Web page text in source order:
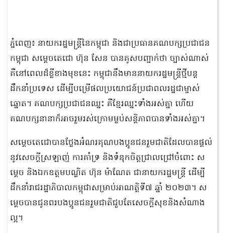
ភ្នំពេញ៖ នាយករដ្ឋមន្ត្រីនៃកម្ពុជា និងជាប្រធានគណបក្សប្រជាជន
កម្ពុជា សម្តេចតេជោ ហ៊ុន សែន បានគូសបញ្ជាក់ថា​ ច្បាស់ណាស់
គឺនៅពេលដ៏ខ្លីខាងមុខនេះ កម្ពុជានឹងមាននាយករដ្ឋមន្រ្តីថ្មីបន្ដ
ដឹកនាំប្រទេស ដើម្បីបម្រើផលប្រយោជន៍ប្រជាពលរដ្ឋជាម្ចាស់
ឆ្នោត។ គណបក្សប្រជាជនឈ្នះ គឺខ្មែរឈ្នះទាំងអស់គ្នា ហើយ
គណបក្សនានាក៏អាចរួមរស់ក្រោមម្លប់សន្តិភាពបានទាំងអស់គ្នា។
សម្តេចតេជោបានថ្លែងអំណរគុណបងប្អូនជនរួមជាតិដែលបានផ្តល់
នូវសេចក្តីស្រឡាញ់ ការគាំទ្រ និងទំនុកចិត្តជ្រាលជ្រៅចំពោះ ស
ម្តេច និងឯកឧត្ដមបណ្ឌិត​ ហ៊ុន ម៉ាណែត ជានាយករដ្ឋមន្រ្តី ដើម្បី
ដឹកនាំរាជរដ្ឋាភិបាលកម្ពុជាសម្រាប់អាណត្តិទី៧ ឆ្នាំ ២០២៣។ ស
ម្តេចបានជូនពរបងប្អូនជនរួមជាតិជួបតែសេចក្តីសុខនិងសំណាង
ល្អ។